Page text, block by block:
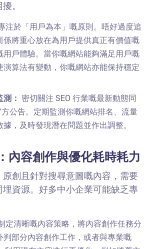
。
注於「用戶為本」嘅原則。唔好過度追
係將重心放在為用戶提供真正有價值嘅
用戶體驗。當你嘅網站能夠滿足用戶嘅
演算法有變動，你嘅網站亦能保持穩定
： 密切關注 SEO 行業嘅最新動態同
公告。定期監測你嘅網站排名、流量
據，及時發現潛在問題並作出調整。
內容創作與優化耗時耗力
創且針對搜尋意圖嘅內容，需要
資源。好多中小企業可能缺乏專
定清晰嘅內容策略，將內容創作任務分
判部分內容創作工作，或者與專業嘅